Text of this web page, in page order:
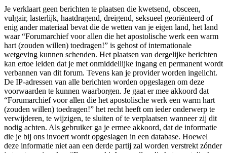
Je verklaart geen berichten te plaatsen die kwetsend, obsceen,
vulgair, lasterlijk, haatdragend, dreigend, seksueel georiënteerd of
enig ander materiaal bevat die de wetten van je eigen land, het land
waar “Forumarchief voor allen die het apostolische werk een warm
hart (zouden willen) toedragen!” is gehost of internationale
wetgeving kunnen schenden. Het plaatsen van dergelijke berichten
kan ertoe leiden dat je met onmiddellijke ingang en permanent wordt
verbannen van dit forum. Tevens kan je provider worden ingelicht.
De IP-adressen van alle berichten worden opgeslagen om deze
voorwaarden te kunnen waarborgen. Je gaat er mee akkoord dat
“Forumarchief voor allen die het apostolische werk een warm hart
(zouden willen) toedragen!” het recht heeft om ieder onderwerp te
verwijderen, te wijzigen, te sluiten of te verplaatsen wanneer zij dit
nodig achten. Als gebruiker ga je ermee akkoord, dat de informatie
die je bij ons invoert wordt opgeslagen in een database. Hoewel
deze informatie niet aan een derde partij zal worden verstrekt zónder